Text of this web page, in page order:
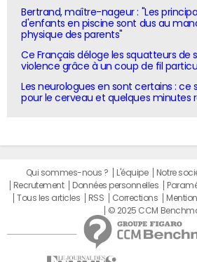
Bertrand, maître-nageur : "Les
d'enfants en piscine sont dus au
physique des parents"
Ce Français déloge les squatteurs de
violence grâce à un coup de fil
Les neurologues en sont certains : ce
pour le cerveau et quelques minutes
Qui sommes-nous ? L'équipe Notre
Recrutement
Données personnelles
Tous les articles
RSS Corrections
© 2025 CCM